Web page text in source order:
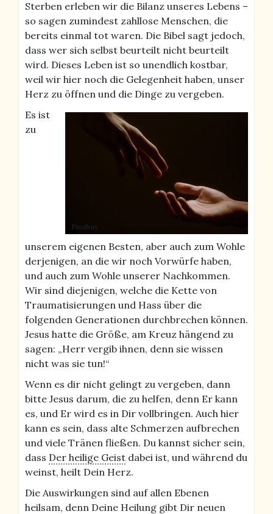
Sterben erleben wir die Bilanz unseres Lebens –
so sagen zumindest zahllose Menschen, die
bereits einmal tot waren. Die Bibel sagt jedoch,
dass wer sich selbst beurteilt nicht beurteilt
wird. Dieses Leben ist so unendlich kostbar,
weil wir hier noch die Gelegenheit haben, unser
Herz zu öffnen und die Dinge zu vergeben.
Pixabay
Es ist
zu
unserem eigenen Besten, aber auch zum Wohle
derjenigen, an die wir noch Vorwürfe haben,
und auch zum Wohle unserer Nachkommen.
Wir sind diejenigen, welche die Kette von
Traumatisierungen und Hass über die
folgenden Generationen durchbrechen können.
Jesus hatte die Größe, am Kreuz hängend zu
sagen: „Herr vergib ihnen, denn sie wissen
nicht was sie tun!“
Wenn es dir nicht gelingt zu vergeben, dann
bitte Jesus darum, die zu helfen, denn Er kann
es, und Er wird es in Dir vollbringen. Auch hier
kann es sein, dass alte Schmerzen aufbrechen
und viele Tränen fließen. Du kannst sicher sein,
dass Der heilige Geist dabei ist, und während du
weinst, heilt Dein Herz.
Die Auswirkungen sind auf allen Ebenen
heilsam, denn Deine Heilung gibt Dir neuen